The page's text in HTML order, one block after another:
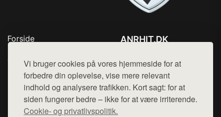
Vi bruger cookies på vores hjemmeside for at
forbedre din oplevelse, vise mere relevant
indhold og analysere trafikken. Kort sagt: for at
siden fungerer bedre – ikke for at være irriterende.
Cookie- og privatlivspolitik.
Forside
Top Rabatter
Blog
Kontakt
ANRHIT.DK
Mail: hej@want.dk
Cookie- og privatlivspolitik